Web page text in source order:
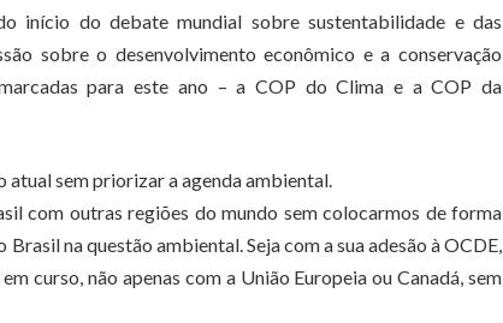
início do debate mundial sobre sustentabilidade e das
sobre o desenvolvimento econômico e a conservação
para este ano – a COP do Clima e a COP da
atual sem priorizar a agenda ambiental.
com outras regiões do mundo sem colocarmos de forma
na questão ambiental. Seja com a sua adesão à OCDE,
curso, não apenas com a União Europeia ou Canadá, sem